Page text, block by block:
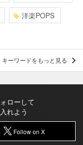
洋楽POPS
キーワードをもっと見る
ローして
れよう
Follow on X